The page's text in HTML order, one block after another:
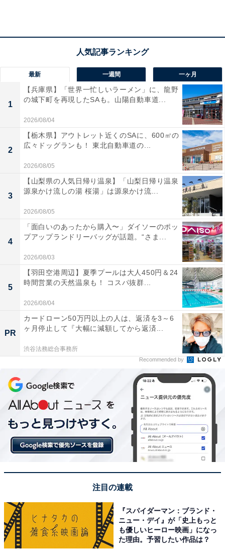
バウムの色も濃いのですが、それに負けないくらいいち
ごの味が濃いです。もともとバウムシリーズは味が濃い
のが特徴のひとつなので、いちごも大満足の味です。お
値段は150円（税込）。これ1本でかなり満腹になりま
す。
2. いちごのブールドネージュ
いちごのブールドネージュ（筆者撮影）
アーモンドが入った生地がベースになっていて、周りに
はフリーズドライのいちごが入った甘いパウダーがかか
っています。
最新 一週間 一ヶ月
1
【兵庫県】「世界一忙しいラーメン」に、龍野
の城下町を再現したSAも。山陽自動車道...
2026/08/04
2
【栃木県】アウトレット近くのSAに、600㎡の
広々ドッグランも！ 東北自動車道の...
2026/08/05
3
【山梨県の人気日帰り温泉】「山梨日帰り温泉
源泉かけ流しの湯 桜湯」は源泉かけ流...
2026/08/05
4
「面白いのあったから購入〜」ダイソーのポッ
プアップランドリーバッグが話題。“さま...
2026/08/03
5
【羽田空港周辺】夏季プールは大人450円＆24
時間営業の天然温泉も！ コスパ抜群...
2026/08/04
PR
カードローン50万円以上の人は、返済を3～6
ヶ月停止して『大幅に減額してから返済...
渋谷法務総合事務所
Recommended by
注目の連載
『スパイダーマン：ブランド・
ニュー・デイ』が「史上もっと
も優しいヒーロー映画」になっ
た理由。予習したい作品は？